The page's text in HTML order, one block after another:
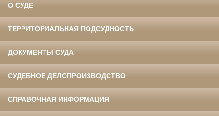
О СУДЕ
ТЕРРИТОРИАЛЬНАЯ ПОДСУДНОСТЬ
ДОКУМЕНТЫ СУДА
СУДЕБНОЕ ДЕЛОПРОИЗВОДСТВО
СПРАВОЧНАЯ ИНФОРМАЦИЯ